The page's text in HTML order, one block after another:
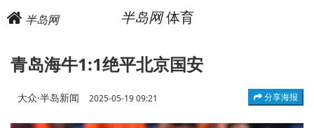
半岛网 半岛网体育
青岛海牛1:1绝平北京国安
大众·半岛新闻 2025-05-19 09:21 分享海报